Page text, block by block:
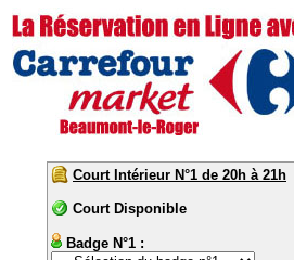
Court Intérieur N°1 de 20h à 21h
Court Disponible
Badge N°1 :